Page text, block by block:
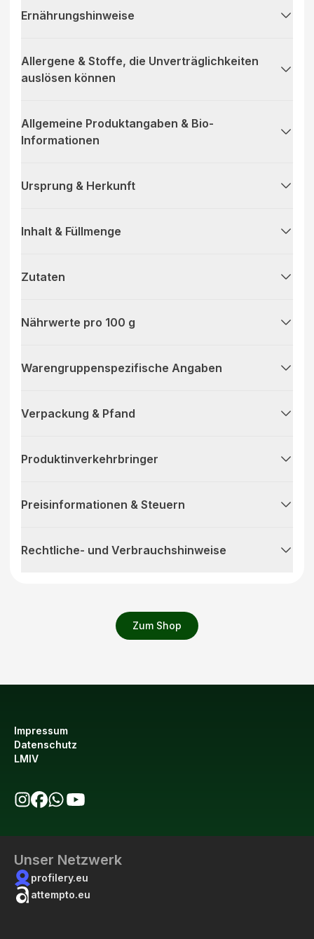
Zum Shop
Ernährungshinweise
Allergene & Stoffe, die Unverträglichkeiten
auslösen können
Allgemeine Produktangaben & Bio-
Informationen
Ursprung & Herkunft
Inhalt & Füllmenge
Zutaten
Nährwerte pro 100 g
Warengruppenspezifische Angaben
Verpackung & Pfand
Produktinverkehrbringer
Preisinformationen & Steuern
Rechtliche- und Verbrauchshinweise
Impressum
Datenschutz
LMIV
Unser Netzwerk
profilery.eu
attempto.eu